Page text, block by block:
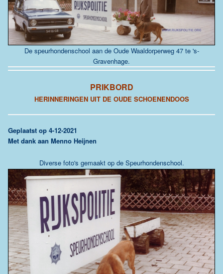
De speurhondenschool aan de Oude Waaldorperweg 47 te 's-
Gravenhage.
PRIKBORD
HERINNERINGEN UIT DE OUDE SCHOENENDOOS
Geplaatst op 4-12-2021
Met dank aan Menno Heijnen
Diverse foto's gemaakt op de Speurhondenschool.